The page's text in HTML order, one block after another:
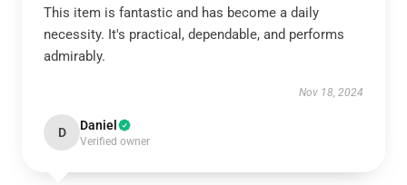
This item is fantastic and has become a daily
necessity. It's practical, dependable, and performs
admirably.
Nov 18, 2024
D Daniel
Verified owner